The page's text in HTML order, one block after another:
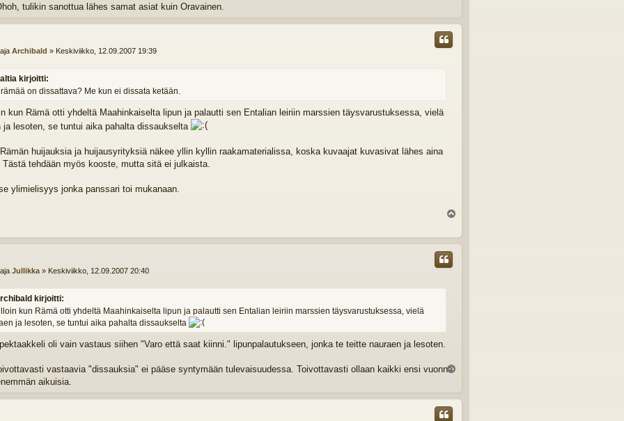
tulikin sanottua lähes samat asiat kuin Oravainen.
s
Archibald » Keskiviikko, 12.09.2007 19:39
kirjoitti:
on dissattava? Me kun ei dissata ketään.
kun Rämä otti yhdeltä Maahinkaiselta lipun ja palautti sen Entalian leiriin marssien täysvarustuksessa, vielä
ja lesoten, se tuntui aika pahalta dissaukselta
huijauksia ja huijausyrityksiä näkee yllin kyllin raakamaterialissa, koska kuvaajat kuvasivat lähes aina
Tästä tehdään myös kooste, mutta sitä ei julkaista.
ylimielisyys jonka panssari toi mukanaan.
ö
s
Jullikka» Keskiviikko, 12.09.2007 20:40
kirjoitti:
kun Rämä otti yhdeltä Maahinkaiselta lipun ja palautti sen Entalian leiriin marssien täysvarustuksessa, vielä
ja lesoten, se tuntui aika pahalta dissaukselta
oli vain vastaus siihen "Varo että saat kiinni." lipunpalautukseen, jonka te teitte nauraen ja lesoten.
vastaavia "dissauksia" ei pääse syntymään tulevaisuudessa. Toivottavasti ollaan kaikki ensi vuonna
aikuisia.
s